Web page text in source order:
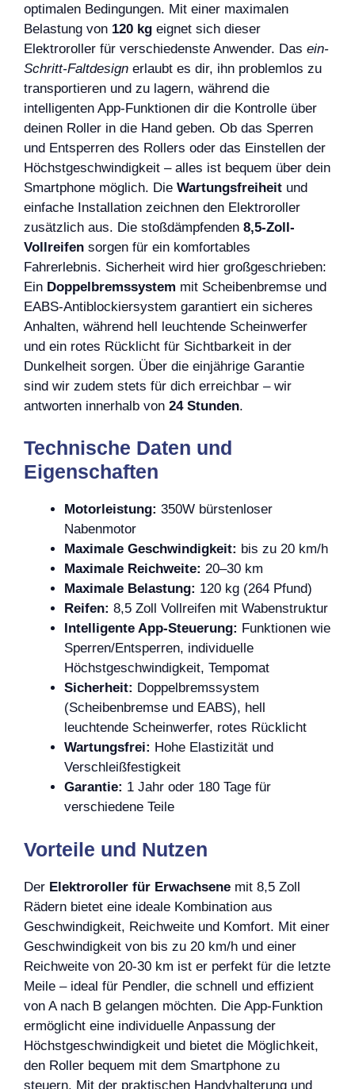
optimalen Bedingungen. Mit einer maximalen
Belastung von 120 kg eignet sich dieser
Elektroroller für verschiedenste Anwender. Das ein-
Schritt-Faltdesign erlaubt es dir, ihn problemlos zu
transportieren und zu lagern, während die
intelligenten App-Funktionen dir die Kontrolle über
deinen Roller in die Hand geben. Ob das Sperren
und Entsperren des Rollers oder das Einstellen der
Höchstgeschwindigkeit – alles ist bequem über dein
Smartphone möglich. Die Wartungsfreiheit und
einfache Installation zeichnen den Elektroroller
zusätzlich aus. Die stoßdämpfenden 8,5-Zoll-
Vollreifen sorgen für ein komfortables
Fahrerlebnis. Sicherheit wird hier großgeschrieben:
Ein Doppelbremssystem mit Scheibenbremse und
EABS-Antiblockiersystem garantiert ein sicheres
Anhalten, während hell leuchtende Scheinwerfer
und ein rotes Rücklicht für Sichtbarkeit in der
Dunkelheit sorgen. Über die einjährige Garantie
sind wir zudem stets für dich erreichbar – wir
antworten innerhalb von 24 Stunden.
Technische Daten und
Eigenschaften
Motorleistung: 350W bürstenloser
Nabenmotor
Maximale Geschwindigkeit: bis zu 20 km/h
Maximale Reichweite: 20–30 km
Maximale Belastung: 120 kg (264 Pfund)
Reifen: 8,5 Zoll Vollreifen mit Wabenstruktur
Intelligente App-Steuerung: Funktionen wie
Sperren/Entsperren, individuelle
Höchstgeschwindigkeit, Tempomat
Sicherheit: Doppelbremssystem
(Scheibenbremse und EABS), hell
leuchtende Scheinwerfer, rotes Rücklicht
Wartungsfrei: Hohe Elastizität und
Verschleißfestigkeit
Garantie: 1 Jahr oder 180 Tage für
verschiedene Teile
Vorteile und Nutzen
Der Elektroroller für Erwachsene mit 8,5 Zoll
Rädern bietet eine ideale Kombination aus
Geschwindigkeit, Reichweite und Komfort. Mit einer
Geschwindigkeit von bis zu 20 km/h und einer
Reichweite von 20-30 km ist er perfekt für die letzte
Meile – ideal für Pendler, die schnell und effizient
von A nach B gelangen möchten. Die App-Funktion
ermöglicht eine individuelle Anpassung der
Höchstgeschwindigkeit und bietet die Möglichkeit,
den Roller bequem mit dem Smartphone zu
steuern. Mit der praktischen Handyhalterung und